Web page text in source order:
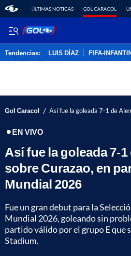
ÚLTIMAS NOTICAS GOL CARACOL
Tendencias: LUIS DÍAZ FIFA-
Gol Caracol / Así fue la goleada 7-1 de
EN VIVO
Así fue la goleada 7-
sobre Curazao, en
Mundial 2026
Fue un gran debut para la
Mundial 2026, goleando sin
partido válido por el grupo E que
Stadium.